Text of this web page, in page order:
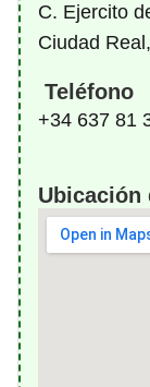
C. Ejercito
Ciudad
Teléfono
+34 637 81
Ubicación